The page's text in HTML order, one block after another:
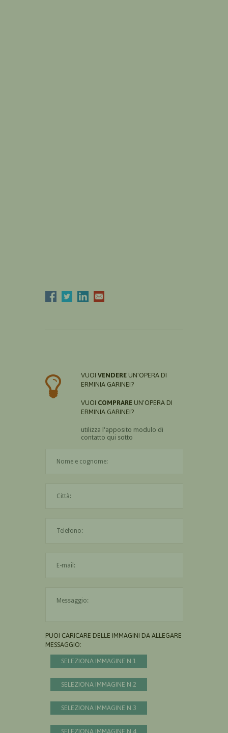
VUOI VENDERE UN'OPERA DI
ERMINIA GARINEI?
VUOI COMPRARE UN'OPERA DI
ERMINIA GARINEI?
utilizza l'apposito modulo di
contatto qui sotto
PUOI CARICARE DELLE IMMAGINI DA ALLEGARE AL
MESSAGGIO:
SELEZIONA IMMAGINE N.1
SELEZIONA IMMAGINE N.2
SELEZIONA IMMAGINE N.3
SELEZIONA IMMAGINE N.4